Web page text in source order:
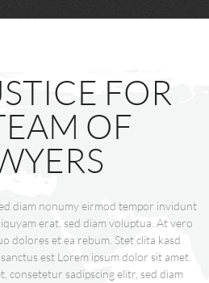
FOR
OF
diam nonumy eirmod tempor invidunt
erat, sed diam voluptua. At vero
dolores et ea rebum. Stet clita kasd
est Lorem ipsum dolor sit amet.
consetetur sadipscing elitr, sed diam